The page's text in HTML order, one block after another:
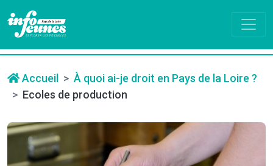
Accueil
À quoi ai-je droit en Pays de la Loire ?
Ecoles de production